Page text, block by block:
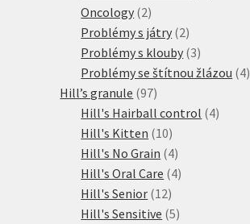
Oncology 22
produkty
Problémy s játry 22
produkty
Problémy s klouby 33
produkty
Problémy se štítnou žlázou 44
Hill’s granule 9797
produktů
Hill's Hairball control 44
Hill's Kitten 1010
produktů
Hill's No Grain 44
produkty
Hill's Oral Care 44
Hill's Senior 1212
produktů
Hill's Sensitive 55